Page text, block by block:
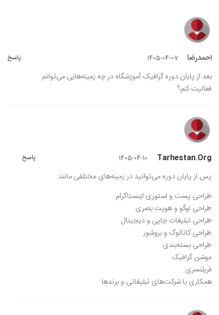
احمدرضا 1405-04-07 پاسخ
بعد از پایان دوره گرافیک آموزشگاه در چه زمینه‌هایی می‌توانم
فعالیت کنم؟
Tarhestan.org
1405-04-10 پاسخ
پس از پایان دوره می‌توانید در زمینه‌های مختلفی مانند:
طراحی پست و استوری اینستاگرام
طراحی لوگو و هویت بصری
طراحی تبلیغات چاپی و دیجیتال
طراحی کاتالوگ و بروشور
طراحی بسته‌بندی
موشن گرافیک
فریلنسری
همکاری با شرکت‌های تبلیغاتی و برندها